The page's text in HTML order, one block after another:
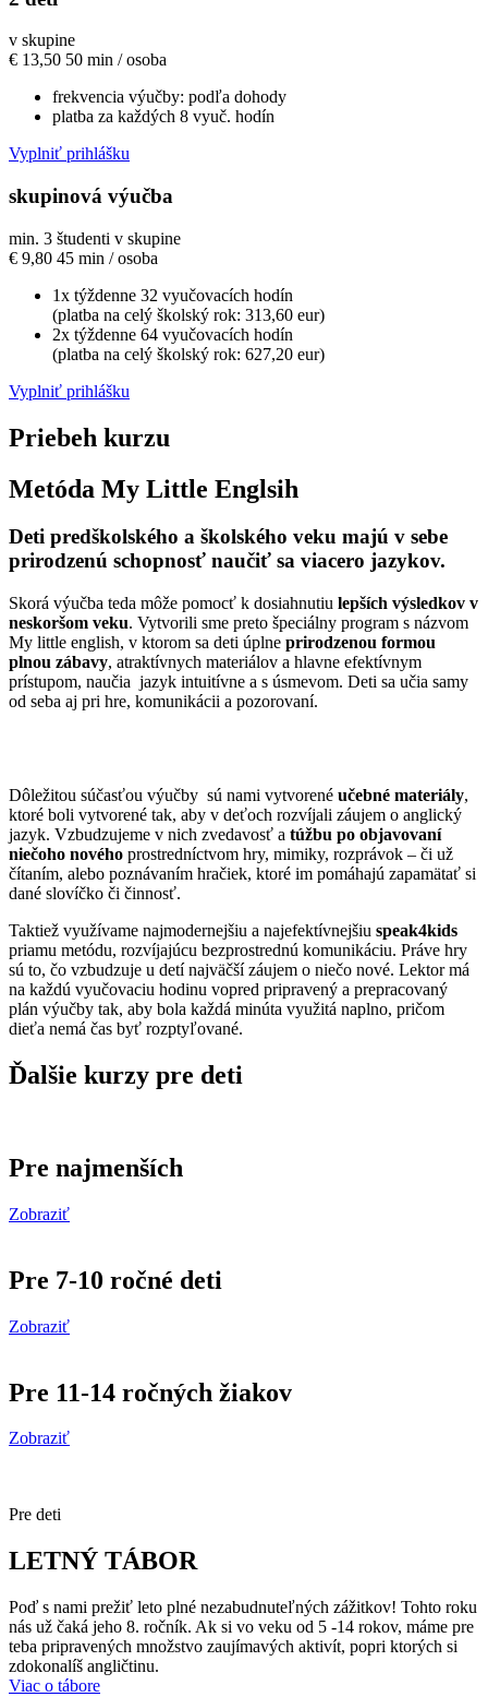
v skupine
€ 13,50 50 min / osoba
frekvencia výučby: podľa dohody
platba za každých 8 vyuč. hodín
Vyplniť prihlášku
skupinová výučba
min. 3 študenti v skupine
€ 9,80 45 min / osoba
1x týždenne 32 vyučovacích hodín
(platba na celý školský rok: 313,60 eur)
2x týždenne 64 vyučovacích hodín
(platba na celý školský rok: 627,20 eur)
Vyplniť prihlášku
Priebeh kurzu
Metóda My Little Englsih
Deti predškolského a školského veku majú v sebe
prirodzenú schopnosť naučiť sa viacero jazykov.
Skorá výučba teda môže pomocť k dosiahnutiu lepších výsledkov v
neskoršom veku. Vytvorili sme preto špeciálny program s názvom
My little english, v ktorom sa deti úplne prirodzenou formou
plnou zábavy, atraktívnych materiálov a hlavne efektívnym
prístupom, naučia jazyk intuitívne a s úsmevom. Deti sa učia samy
od seba aj pri hre, komunikácii a pozorovaní.
Dôležitou súčasťou výučby sú nami vytvorené učebné materiály,
ktoré boli vytvorené tak, aby v deťoch rozvíjali záujem o anglický
jazyk. Vzbudzujeme v nich zvedavosť a túžbu po objavovaní
niečoho nového prostredníctvom hry, mimiky, rozprávok – či už
čítaním, alebo poznávaním hračiek, ktoré im pomáhajú zapamätať si
dané slovíčko či činnosť.
Taktiež využívame najmodernejšiu a najefektívnejšiu speak4kids
priamu metódu, rozvíjajúcu bezprostrednú komunikáciu. Práve hry
sú to, čo vzbudzuje u detí najväčší záujem o niečo nové. Lektor má
na každú vyučovaciu hodinu vopred pripravený a prepracovaný
plán výučby tak, aby bola každá minúta využitá naplno, pričom
dieťa nemá čas byť rozptyľované.
Ďalšie kurzy pre deti
Pre najmenších
Zobraziť
Pre 7-10 ročné deti
Zobraziť
Pre 11-14 ročných žiakov
Zobraziť
Pre deti
LETNÝ TÁBOR
Poď s nami prežiť leto plné nezabudnuteľných zážitkov! Tohto roku
nás už čaká jeho 8. ročník. Ak si vo veku od 5 -14 rokov, máme pre
teba pripravených množstvo zaujímavých aktivít, popri ktorých si
zdokonalíš angličtinu.
Viac o tábore